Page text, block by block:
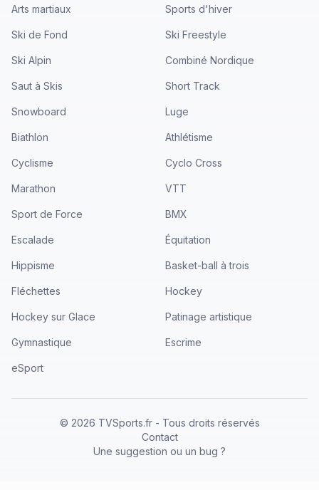
Arts martiaux Sports d'hiver
Ski de Fond Ski Freestyle
Ski Alpin Combiné Nordique
Saut à Skis Short Track
Snowboard Luge
Biathlon Athlétisme
Cyclisme Cyclo Cross
Marathon VTT
Sport de Force BMX
Escalade Équitation
Hippisme Basket-ball à trois
Fléchettes Hockey
Hockey sur Glace Patinage artistique
Gymnastique Escrime
eSport
© 2026 TVSports.fr - Tous droits réservés
Contact
Une suggestion ou un bug ?